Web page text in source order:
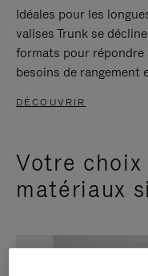
Idéales pour les
valises Trunk se
formats pour répondre
besoins de rangement
DÉCOUVRIR
Votre
matériaux